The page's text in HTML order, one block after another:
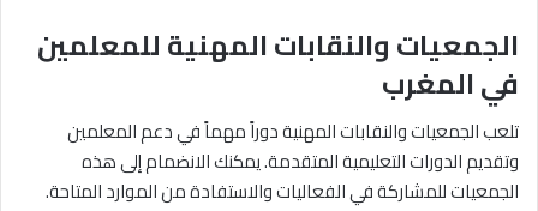
الجمعيات والنقابات المهنية للمعلمين
في المغرب
تلعب الجمعيات والنقابات المهنية دوراً مهماً في دعم المعلمين
وتقديم الدورات التعليمية المتقدمة. يمكنك الانضمام إلى هذه
الجمعيات للمشاركة في الفعاليات والاستفادة من الموارد المتاحة.